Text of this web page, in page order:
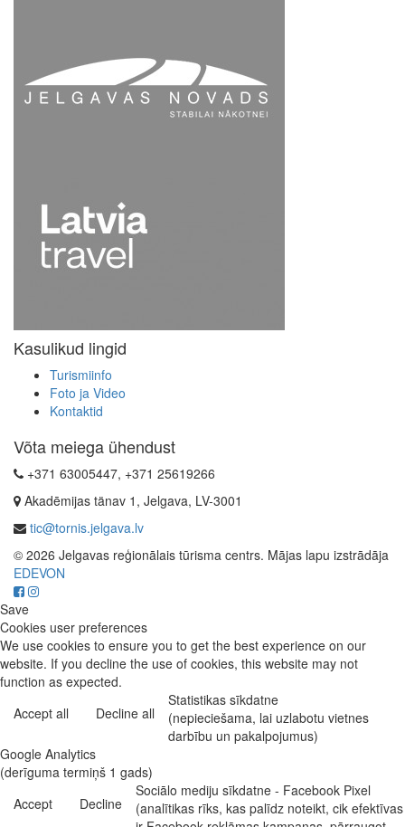
Kasulikud lingid
Turismiinfo
Foto ja Video
Kontaktid
Võta meiega ühendust
+371 63005447, +371 25619266
Akadēmijas tänav 1, Jelgava, LV-3001
tic@tornis.jelgava.lv
© 2026 Jelgavas reģionālais tūrisma centrs. Mājas lapu izstrādāja
EDEVON
Save
Cookies user preferences
We use cookies to ensure you to get the best experience on our
website. If you decline the use of cookies, this website may not
function as expected.
Accept all
Decline all
Statistikas sīkdatne
(nepieciešama, lai uzlabotu vietnes
darbību un pakalpojumus)
Google Analytics
(derīguma termiņš 1 gads)
Accept
Decline
Sociālo mediju sīkdatne - Facebook Pixel
(analītikas rīks, kas palīdz noteikt, cik efektīvas